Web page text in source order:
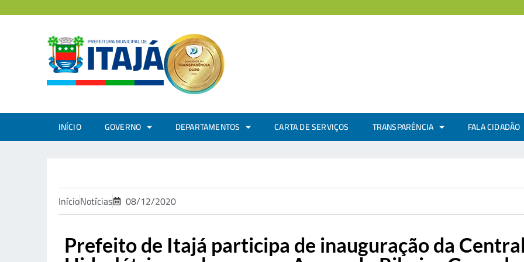
INÍCIO GOVERNO DEPARTAMENTOS CARTA DE SERVIÇOS TRANSPARÊNCIA FALA CIDADÃO
InícioNotícias 08/12/2020
Prefeito de Itajá participa de inauguração da